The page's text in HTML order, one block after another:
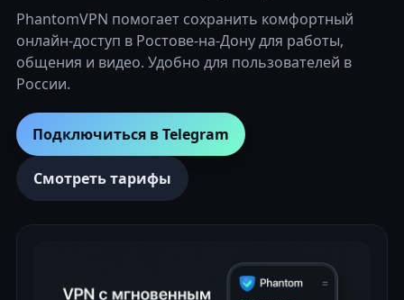
PhantomVPN помогает сохранить комфортный
онлайн-доступ в Ростове-на-Дону для работы,
общения и видео. Удобно для пользователей в
России.
Подключиться в Telegram
Смотреть тарифы